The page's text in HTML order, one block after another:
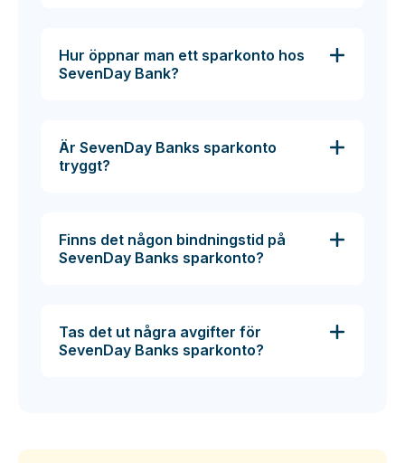
Hur öppnar man ett sparkonto hos
SevenDay Bank?
Är SevenDay Banks sparkonto
tryggt?
Finns det någon bindningstid på
SevenDay Banks sparkonto?
Tas det ut några avgifter för
SevenDay Banks sparkonto?